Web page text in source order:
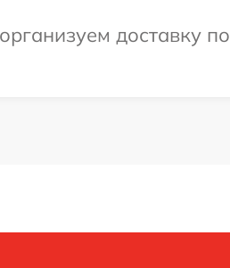
доставку по